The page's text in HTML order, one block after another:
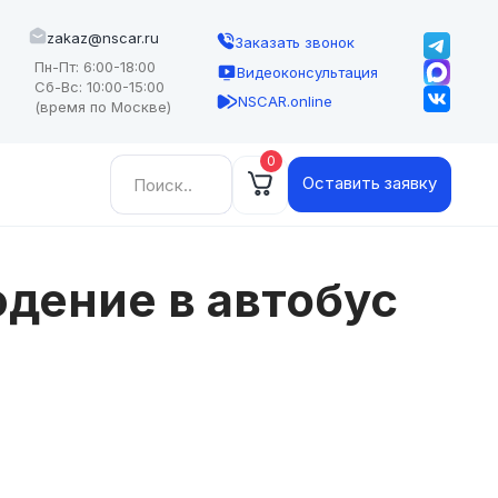
zakaz@nscar.ru
Пн-Пт: 6:00-18:00
Сб-Вс: 10:00-15:00
(время по Москве)
Заказать звонок
Видеоконсультация
NSCAR.online
Найти: 0
Оставить заявку
в автобус